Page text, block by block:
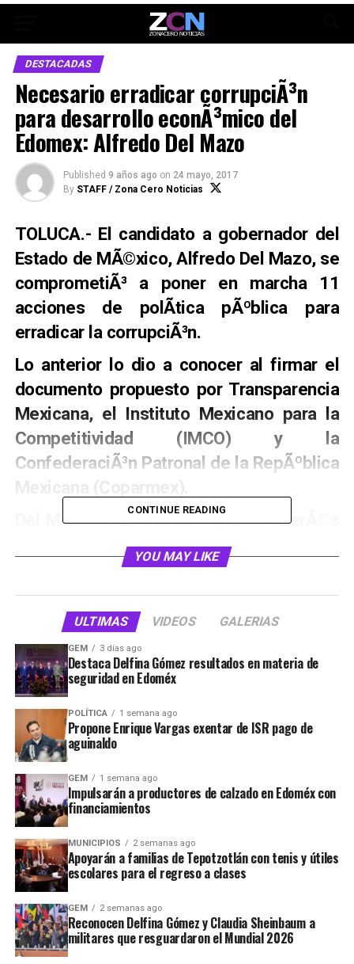
DESTACADAS
Necesario erradicar corrupciÃ³n
para desarrollo econÃ³mico del
Edomex: Alfredo Del Mazo
Published 9 años ago on 24 mayo, 2017
By STAFF / Zona Cero Noticias
TOLUCA.- El candidato a gobernador del
Estado de MÃ©xico, Alfredo Del Mazo, se
comprometiÃ³ a poner en marcha 11
acciones de polÃ­tica pÃºblica para
erradicar la corrupciÃ³n.
Lo anterior lo dio a conocer al firmar el
documento propuesto por Transparencia
Mexicana, el Instituto Mexicano para la
Competitividad (IMCO) y la
ConfederaciÃ³n Patronal de la RepÃºblica
Del Mazo Maza sostuvo que su interÃ©s
es el impulsar las acciones que sean
necesarias para el combate de la
corrupciÃ³n y la impunidad porque es una
“condiciÃ³n para erradicar la inseguridad
y alcanzar el desarrollo econÃ³mico
pleno que anhelamos”.
Alfredo Del Mazo reiterÃ³ que en su
gobierno trabajarÃ¡ con los organismos
civiles y la iniciativa privada para lograr
que el Estado de MÃ©xico tenga el
sistema anticorrupciÃ³n mÃ¡s robusto y
moderno de todo el paÃ­s.
“Me permito agregar un doceavo
compromiso: Una vez siendo gobernador
electo, me comprometo a establecer
mesas de trabajo en las que participen
los especialistas que ustedes designen y
CONTINUE READING
YOU MAY LIKE
ULTIMAS VIDEOS GALERIAS
GEM 3 días ago
Destaca Delfina Gómez resultados en materia de
seguridad en Edoméx
POLÍTICA 1 semana ago
Propone Enrique Vargas exentar de ISR pago de
aguinaldo
GEM 1 semana ago
Impulsarán a productores de calzado en Edoméx con
financiamientos
MUNICIPIOS 2 semanas ago
Apoyarán a familias de Tepotzotlán con tenis y útiles
escolares para el regreso a clases
GEM 2 semanas ago
Reconocen Delfina Gómez y Claudia Sheinbaum a
militares que resguardaron el Mundial 2026